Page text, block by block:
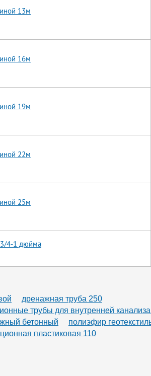
13м
16м
19м
22м
25м
3/4-1 дюйма
дренажная труба 250
трубы для внутренней
бетонный
полиэфир
пластиковая 110